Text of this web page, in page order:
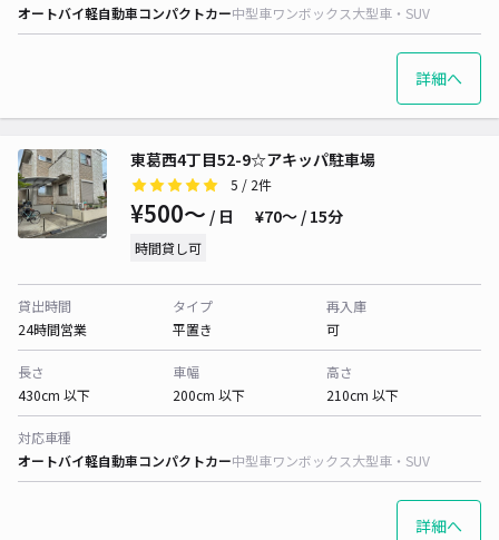
オートバイ軽自動車コンパクトカー中型車ワンボックス大型車・SUV
詳細へ
東葛西4丁目52-9☆アキッパ駐車場
5 / 2件
¥500〜 / 日 ¥70〜 / 15分
時間貸し可
貸出時間
24時間営業
タイプ
平置き
再入庫
可
長さ
430cm 以下
車幅
200cm 以下
高さ
210cm 以下
対応車種
オートバイ軽自動車コンパクトカー中型車ワンボックス大型車・SUV
詳細へ